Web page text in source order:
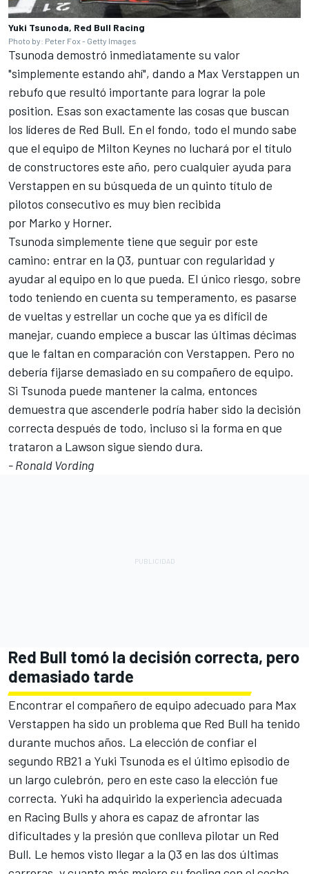
Yuki Tsunoda, Red Bull Racing
Photo by: Peter Fox - Getty Images
Tsunoda demostró inmediatamente su valor
"simplemente estando ahí", dando a Max Verstappen un
rebufo que resultó importante para lograr la pole
position. Esas son exactamente las cosas que buscan
los líderes de Red Bull. En el fondo, todo el mundo sabe
que el equipo de Milton Keynes no luchará por el título
de constructores este año, pero cualquier ayuda para
Verstappen en su búsqueda de un quinto título de
pilotos consecutivo es muy bien recibida
por Marko y Horner.
Tsunoda simplemente tiene que seguir por este
camino: entrar en la Q3, puntuar con regularidad y
ayudar al equipo en lo que pueda. El único riesgo, sobre
todo teniendo en cuenta su temperamento, es pasarse
de vueltas y estrellar un coche que ya es difícil de
manejar, cuando empiece a buscar las últimas décimas
que le faltan en comparación con Verstappen. Pero no
debería fijarse demasiado en su compañero de equipo.
Si Tsunoda puede mantener la calma, entonces
demuestra que ascenderle podría haber sido la decisión
correcta después de todo, incluso si la forma en que
trataron a Lawson sigue siendo dura.
- Ronald Vording
Red Bull tomó la decisión correcta, pero
demasiado tarde
Encontrar el compañero de equipo adecuado para Max
Verstappen ha sido un problema que Red Bull ha tenido
durante muchos años. La elección de confiar el
segundo RB21 a Yuki Tsunoda es el último episodio de
un largo culebrón, pero en este caso la elección fue
correcta. Yuki ha adquirido la experiencia adecuada
en Racing Bulls y ahora es capaz de afrontar las
dificultades y la presión que conlleva pilotar un Red
Bull. Le hemos visto llegar a la Q3 en las dos últimas